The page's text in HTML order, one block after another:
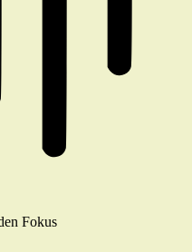
Fokus